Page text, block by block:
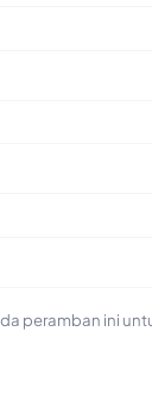
peramban ini